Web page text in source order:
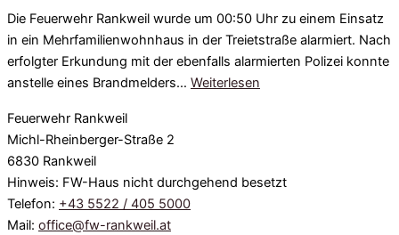
Die Feuerwehr Rankweil wurde um 00:50 Uhr zu einem Einsatz
in ein Mehrfamilienwohnhaus in der Treietstraße alarmiert. Nach
erfolgter Erkundung mit der ebenfalls alarmierten Polizei konnte
anstelle eines Brandmelders… Weiterlesen
Feuerwehr Rankweil
Michl-Rheinberger-Straße 2
6830 Rankweil
Hinweis: FW-Haus nicht durchgehend besetzt
Telefon: +43 5522 / 405 5000
Mail: office@fw-rankweil.at